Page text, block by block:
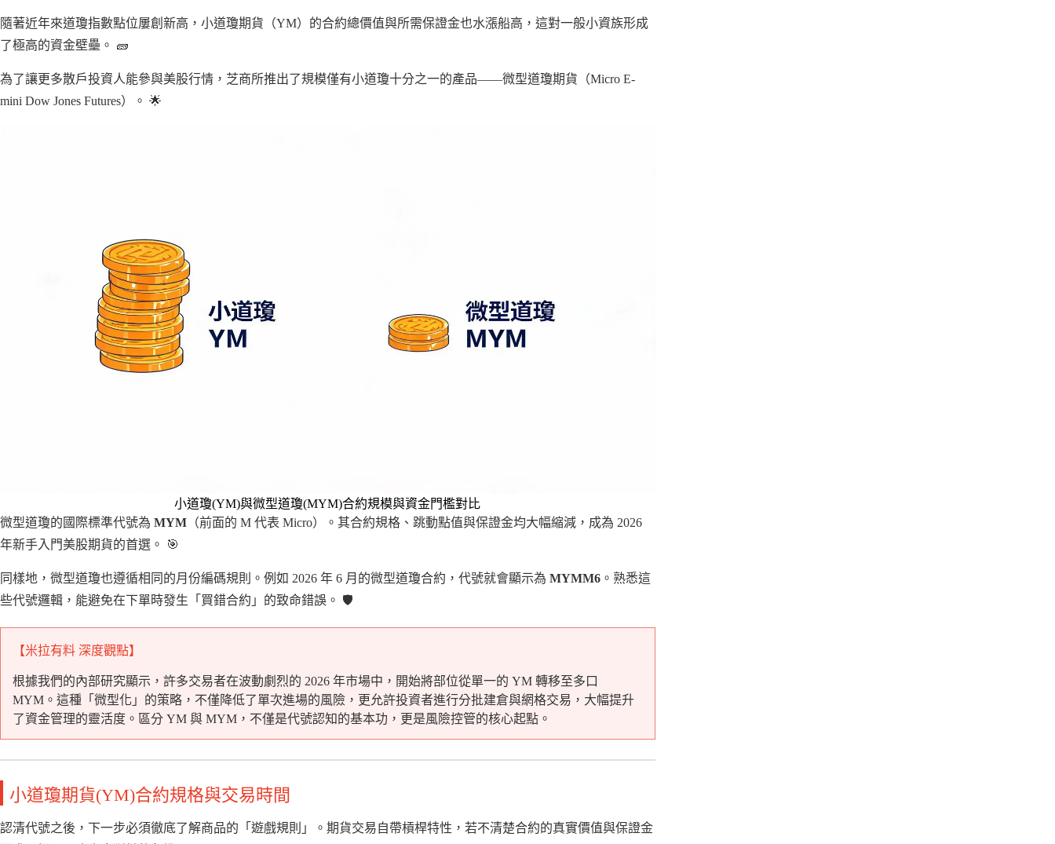
隨著近年來道瓊指數點位屢創新高，小道瓊期貨（YM）的合約總價值與所需保證金也水漲船高，這對一般小資族形成
了極高的資金壁壘。 🧱
為了讓更多散戶投資人能參與美股行情，芝商所推出了規模僅有小道瓊十分之一的產品——微型道瓊期貨（Micro E-
mini Dow Jones Futures）。 🌟
小道瓊(YM)與微型道瓊(MYM)合約規模與資金門檻對比
微型道瓊的國際標準代號為 MYM （前面的 M 代表 Micro）。其合約規格、跳動點值與保證金均大幅縮減，成為 2026
年新手入門美股期貨的首選。 🎯
同樣地，微型道瓊也遵循相同的月份編碼規則。例如 2026 年 6 月的微型道瓊合約，代號就會顯示為 MYMM6 。熟悉這
些代號邏輯，能避免在下單時發生「買錯合約」的致命錯誤。 🛡️
【米拉有料 深度觀點】
根據我們的內部研究顯示，許多交易者在波動劇烈的 2026 年市場中，開始將部位從單一的 YM 轉移至多口
MYM。這種「微型化」的策略，不僅降低了單次進場的風險，更允許投資者進行分批建倉與網格交易，大幅提升
了資金管理的靈活度。區分 YM 與 MYM，不僅是代號認知的基本功，更是風險控管的核心起點。
小道瓊期貨(YM)合約規格與交易時間
認清代號之後，下一步必須徹底了解商品的「遊戲規則」。期貨交易自帶槓桿特性，若不清楚合約的真實價值與保證金